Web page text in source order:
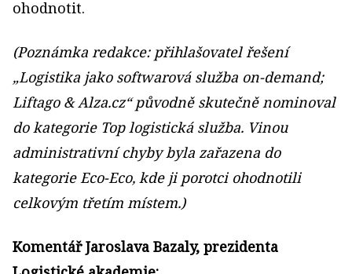
ohodnotit.
(Poznámka redakce: přihlašovatel řešení
„Logistika jako softwarová služba on-demand;
Liftago & Alza.cz“ původně skutečně nominoval
do kategorie Top logistická služba. Vinou
administrativní chyby byla zařazena do
kategorie Eco-Eco, kde ji porotci ohodnotili
celkovým třetím místem.)
Komentář Jaroslava Bazaly, prezidenta